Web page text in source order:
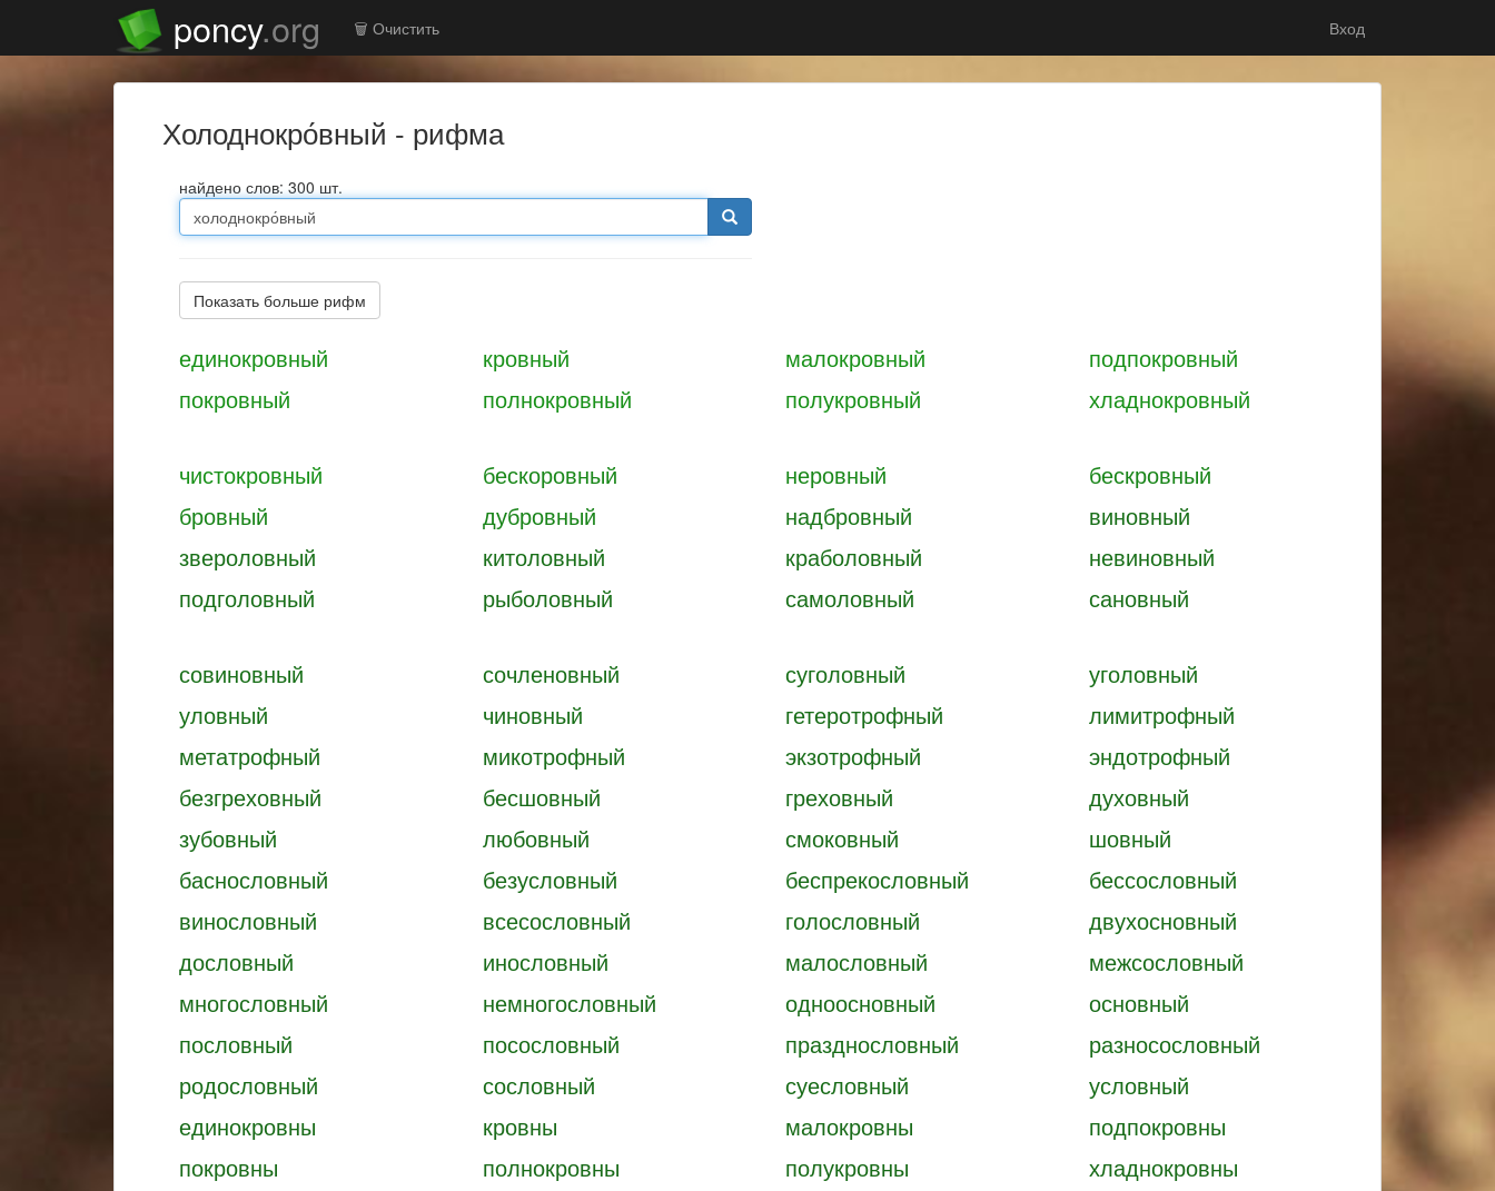
poncy.org 🗑️ Очистить Вход
холоднокро́вный - рифма
найдено слов: 300 шт.
Показать больше рифм
единокровный кровный малокровный
подпокровный
покровный
полнокровный полукровный хладнокровный
чистокровный бескоровный неровный
бескровный
бровный
дубровный надбровный
виновный
звероловный
китоловный краболовный
невиновный
подголовный
рыболовный самоловный сановный
совиновный сочленовный суголовный
уголовный
уловный
чиновный гетеротрофный
лимитрофный
метатрофный
микотрофный экзотрофный
эндотрофный
безгреховный
бесшовный греховный
духовный
зубовный
любовный смоковный
шовный
баснословный
безусловный беспрекословный
бессословный
винословный
всесословный голословный
двухосновный
дословный
инословный малословный
межсословный
многословный
немногословный одноосновный
основный
пословный
посословный празднословный
разносословный
родословный
сословный суесловный
условный
единокровны
кровны малокровны
подпокровны
покровны
полнокровны полукровны
хладнокровны